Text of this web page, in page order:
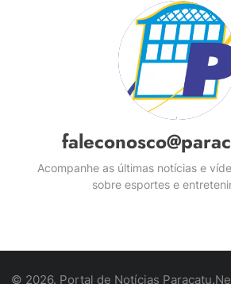
Acompanhe as últimas notícias e
sobre esportes e
© 2026. Portal de Notícias